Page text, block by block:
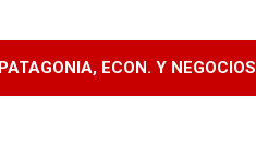
PATAGONIA, ECON. Y NEGOCIOS